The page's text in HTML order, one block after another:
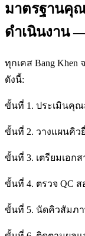
มาตรฐานคุ
ดำเนินงาน
ทุกเคส Bang
ดังนี้:
ขั้นที่ 1. ประเมินคุณ
ขั้นที่ 2. วางแผนคิ
ขั้นที่ 3. เตรียมเอก
ขั้นที่ 4. ตรวจ QC
ขั้นที่ 5. นัดคิวสัมภ